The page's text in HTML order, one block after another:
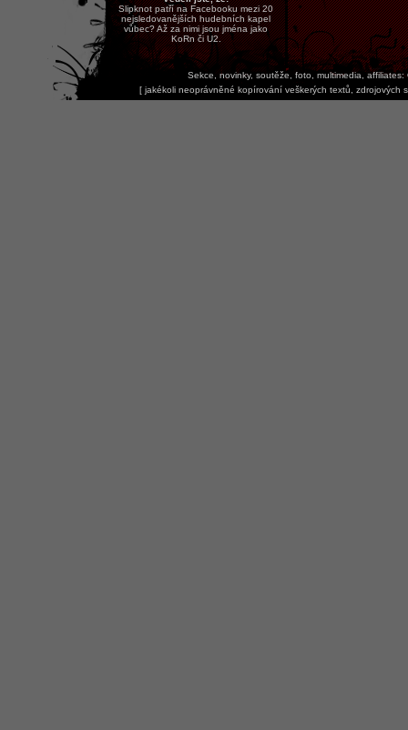
Slipknot patří na Facebooku mezi 20
nejsledovanějších hudebních kapel
vůbec? Až za nimi jsou jména jako
KoRn či U2.
Sekce, novinky, soutěže, foto, multimedia, affiliates:
[ jakékoli neoprávněné kopírování veškerých textů,